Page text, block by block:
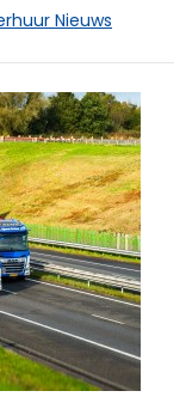
Nieuws